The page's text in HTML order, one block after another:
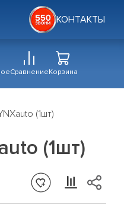
КОНТАКТЫ
СравнениеКорзина
(1шт)
(1шт)